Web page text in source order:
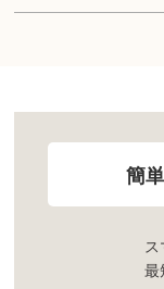
簡
ス
最